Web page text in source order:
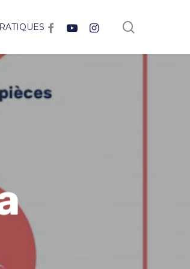
facebookyoutubeinstagram